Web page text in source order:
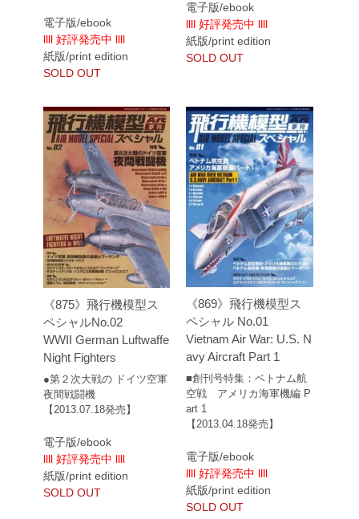
電子版/ebook
llll 好評発売中 llll
紙版/print edition
SOLD OUT
電子版/ebook
llll 好評発売中 llll
紙版/print edition
SOLD OUT
《875》飛行機模型ス
ペシャルNo.02
WWII German Luftwaffe
Night Fighters
●第２次大戦の ドイツ空軍
夜間戦闘機
【2013.07.18発売】
電子版/ebook
llll 好評発売中 llll
紙版/print edition
SOLD OUT
《869》飛行機模型ス
ペシャル No.01
Vietnam Air War: U.S. N
avy Aircraft Part 1
■創刊号特集：ベトナム航
空戦 アメリカ海軍機編 P
art 1
【2013.04.18発売】
電子版/ebook
llll 好評発売中 llll
紙版/print edition
SOLD OUT